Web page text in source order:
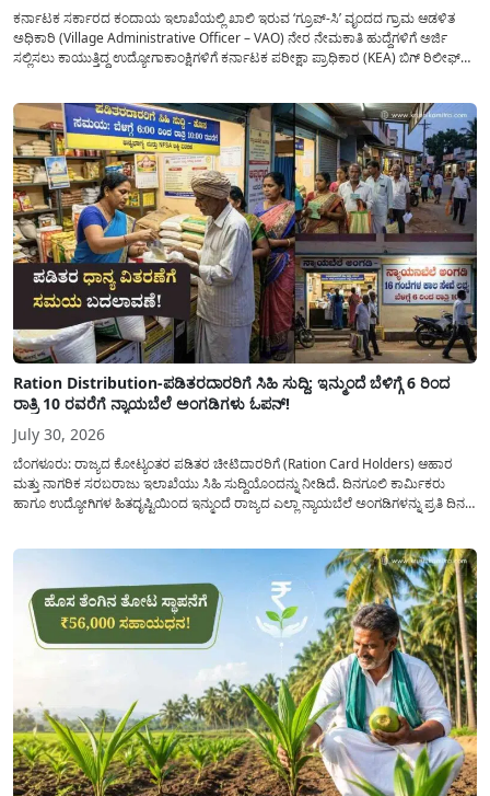
ಕರ್ನಾಟಕ ಸರ್ಕಾರದ ಕಂದಾಯ ಇಲಾಖೆಯಲ್ಲಿ ಖಾಲಿ ಇರುವ ‘ಗ್ರೂಪ್-ಸಿ’ ವೃಂದದ ಗ್ರಾಮ ಆಡಳಿತ
ಅಧಿಕಾರಿ (Village Administrative Officer – VAO) ನೇರ ನೇಮಕಾತಿ ಹುದ್ದೆಗಳಿಗೆ ಅರ್ಜಿ
ಸಲ್ಲಿಸಲು ಕಾಯುತ್ತಿದ್ದ ಉದ್ಯೋಗಾಕಾಂಕ್ಷಿಗಳಿಗೆ ಕರ್ನಾಟಕ ಪರೀಕ್ಷಾ ಪ್ರಾಧಿಕಾರ (KEA) ಬಿಗ್ ರಿಲೀಫ್
Ration Distribution-ಪಡಿತರದಾರರಿಗೆ ಸಿಹಿ ಸುದ್ದಿ: ಇನ್ಮುಂದೆ ಬೆಳಿಗ್ಗೆ 6 ರಿಂದ
ರಾತ್ರಿ 10 ರವರೆಗೆ ನ್ಯಾಯಬೆಲೆ ಅಂಗಡಿಗಳು ಓಪನ್!
July 30, 2026
ಬೆಂಗಳೂರು: ರಾಜ್ಯದ ಕೋಟ್ಯಂತರ ಪಡಿತರ ಚೀಟಿದಾರರಿಗೆ (Ration Card Holders) ಆಹಾರ
ಮತ್ತು ನಾಗರಿಕ ಸರಬರಾಜು ಇಲಾಖೆಯು ಸಿಹಿ ಸುದ್ದಿಯೊಂದನ್ನು ನೀಡಿದೆ. ದಿನಗೂಲಿ ಕಾರ್ಮಿಕರು
ಹಾಗೂ ಉದ್ಯೋಗಿಗಳ ಹಿತದೃಷ್ಟಿಯಿಂದ ಇನ್ಮುಂದೆ ರಾಜ್ಯದ ಎಲ್ಲಾ ನ್ಯಾಯಬೆಲೆ ಅಂಗಡಿಗಳನ್ನು ಪ್ರತಿ ದಿನ